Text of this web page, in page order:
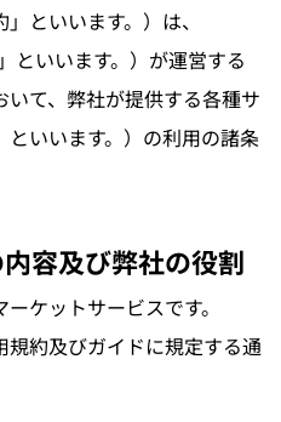
といいます。）は、
といいます。）が運営する
て、弊社が提供する各種サ
いいます。）の利用の諸条
容及び弊社の役割
ケットサービスです。
約及びガイドに規定する通